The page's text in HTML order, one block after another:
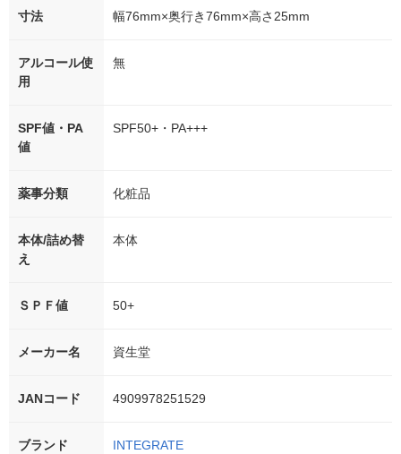
寸法 幅76mm×奥行き76mm×高さ25mm
アルコール使
用
無
SPF値・PA
値
SPF50+・PA+++
薬事分類 化粧品
本体/詰め替
え
本体
ＳＰＦ値 50+
メーカー名 資生堂
JANコード 4909978251529
ブランド INTEGRATE